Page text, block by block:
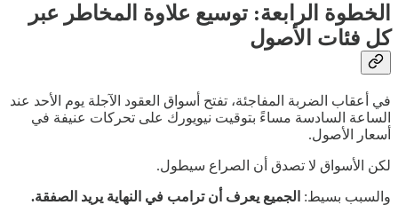
الخطوة الرابعة: توسيع علاوة المخاطر عبر
كل فئات الأصول
في أعقاب الضربة المفاجئة، تفتح أسواق العقود الآجلة يوم الأحد عند
الساعة السادسة مساءً بتوقيت نيويورك على تحركات عنيفة في
أسعار الأصول.
لكن الأسواق لا تصدق أن الصراع سيطول.
والسبب بسيط: الجميع يعرف أن ترامب في النهاية يريد الصفقة.